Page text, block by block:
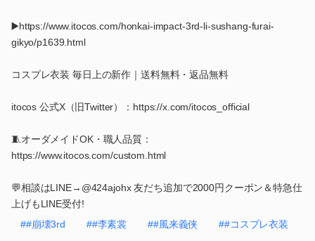
▶️https://www.itocos.com/honkai-impact-3rd-li-sushang-furai-
gikyo/p1639.html
コスプレ衣装 毎日上の新作｜送料無料・返品無料
itocos 公式X（旧Twitter）：https://x.com/itocos_official
🧵オーダメイドOK・職人品質：
https://www.itocos.com/custom.html
💬相談はLINE→@424ajohx 友だち追加で2000円クーポン＆特急仕
上げもLINE受付!
##崩壊3rd
##李素裳 ##風来義侠 ##コスプレ衣装